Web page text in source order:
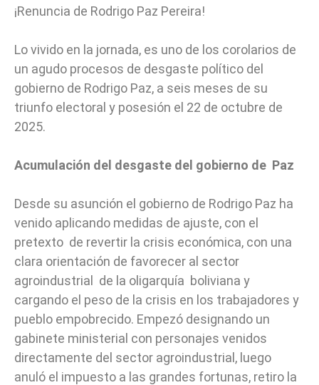
¡Renuncia de Rodrigo Paz Pereira!
Lo vivido en la jornada, es uno de los corolarios de
un agudo procesos de desgaste político del
gobierno de Rodrigo Paz, a seis meses de su
triunfo electoral y posesión el 22 de octubre de
2025.
Acumulación del desgaste del gobierno de Paz
Desde su asunción el gobierno de Rodrigo Paz ha
venido aplicando medidas de ajuste, con el
pretexto de revertir la crisis económica, con una
clara orientación de favorecer al sector
agroindustrial de la oligarquía boliviana y
cargando el peso de la crisis en los trabajadores y
pueblo empobrecido. Empezó designando un
gabinete ministerial con personajes venidos
directamente del sector agroindustrial, luego
anuló el impuesto a las grandes fortunas, retiro la